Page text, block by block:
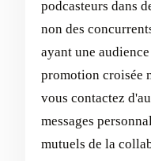
podcasteurs dans
non des
ayant une
promotion croisée
vous contactez
messages
mutuels de la